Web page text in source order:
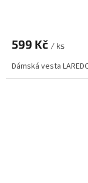
je
z
5
599 Kč / ks
Dámská vesta